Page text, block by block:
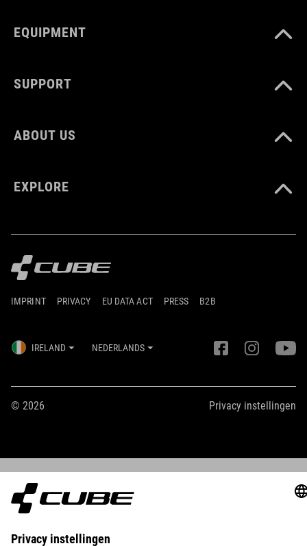
EQUIPMENT
SUPPORT
ABOUT US
EXPLORE
IMPRINT PRIVACY EU DATA ACT PRESS B2B
IRELAND NEDERLANDS
© 2026 Privacy instellingen